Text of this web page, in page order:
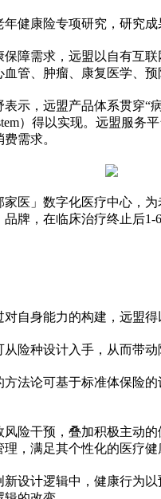
年健康险专项研究，研究
障需求，远盟以自有互
管、肿瘤、康复医学、预
表示，远盟产品体系贯穿“
）得以实现。远盟服务平
需求。
医」数字化医疗中心，
牌，在临床治疗终止后
自身能力的构建，远盟
险种设计入手，从而带动
法论可基于标准体保险
险干预，叠加积极主动
理，满足其个性化的医疗健
新设计逻辑中，健康行为以